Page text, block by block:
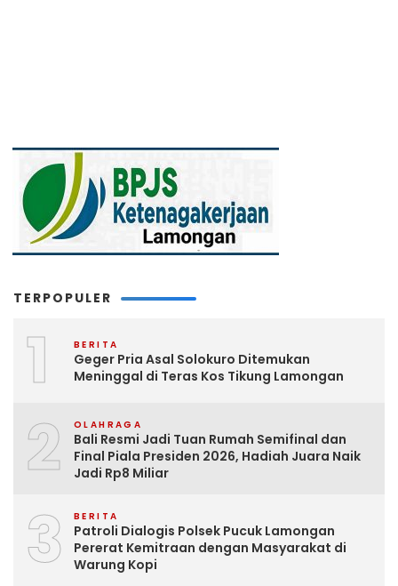
TERPOPULER
1 BERITA
Geger Pria Asal Solokuro Ditemukan
Meninggal di Teras Kos Tikung Lamongan
2 OLAHRAGA
Bali Resmi Jadi Tuan Rumah Semifinal dan
Final Piala Presiden 2026, Hadiah Juara Naik
Jadi Rp8 Miliar
3 BERITA
Patroli Dialogis Polsek Pucuk Lamongan
Pererat Kemitraan dengan Masyarakat di
Warung Kopi